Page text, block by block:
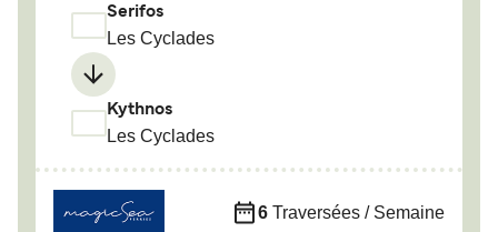
Serifos
Les Cyclades
Kythnos
Les Cyclades
6 Traversées / Semaine